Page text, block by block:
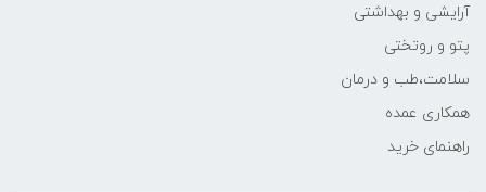
آرایشی و بهداشتی
پتو و روتختی
سلامت،طب و درمان
همکاری عمده
راهنمای خرید